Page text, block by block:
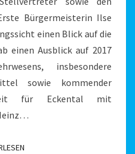
Bürgermeisterin Ilse
einen Blick auf die
einen Ausblick auf 2017
insbesondere
sowie kommender
für Eckental mit
WEITERLESEN